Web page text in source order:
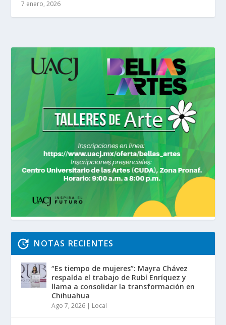
7 enero, 2026
NOTAS RECIENTES
“Es tiempo de mujeres”: Mayra Chávez
respalda el trabajo de Rubí Enríquez y
llama a consolidar la transformación en
Chihuahua
Ago 7, 2026 | Local